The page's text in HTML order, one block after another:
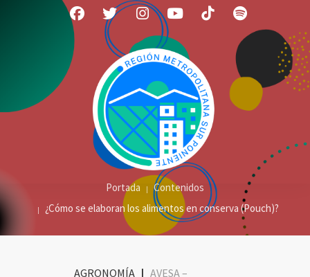
Portada
Contenidos
¿Cómo se elaboran los alimentos en conserva (Pouch)?
AGRONOMÍA | AVESA –